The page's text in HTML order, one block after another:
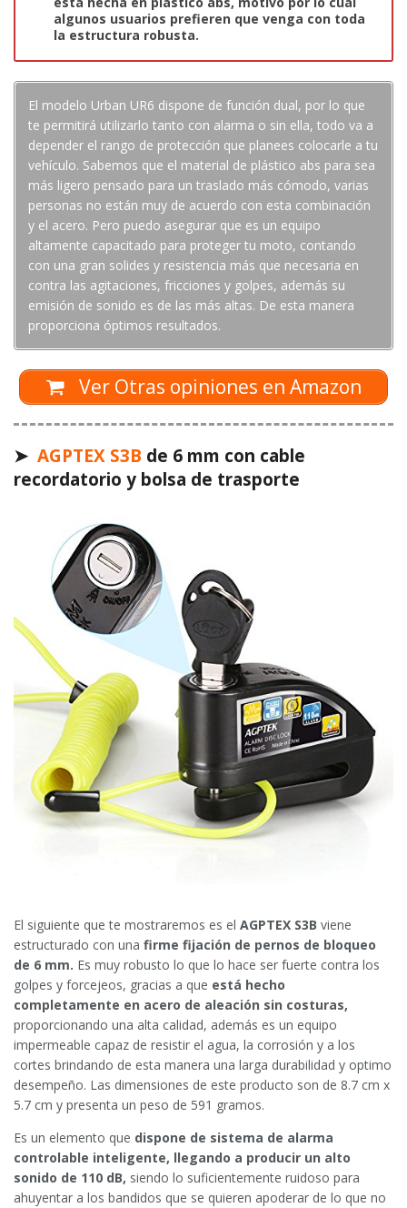
algunos usuarios prefieren que venga con toda
la estructura robusta.
El modelo Urban UR6 dispone de función dual, por lo que
te permitirá utilizarlo tanto con alarma o sin ella, todo va a
depender el rango de protección que planees colocarle a tu
vehículo. Sabemos que el material de plástico abs para sea
más ligero pensado para un traslado más cómodo, varias
personas no están muy de acuerdo con esta combinación
y el acero. Pero puedo asegurar que es un equipo
altamente capacitado para proteger tu moto, contando
con una gran solides y resistencia más que necesaria en
contra las agitaciones, fricciones y golpes, además su
emisión de sonido es de las más altas. De esta manera
proporciona óptimos resultados.
Ver Otras opiniones en Amazon
➤ AGPTEX S3B de 6 mm con cable
recordatorio y bolsa de trasporte
El siguiente que te mostraremos es el AGPTEX S3B viene
estructurado con una firme fijación de pernos de bloqueo
de 6 mm. Es muy robusto lo que lo hace ser fuerte contra los
golpes y forcejeos, gracias a que está hecho
completamente en acero de aleación sin costuras,
proporcionando una alta calidad, además es un equipo
impermeable capaz de resistir el agua, la corrosión y a los
cortes brindando de esta manera una larga durabilidad y optimo
desempeño. Las dimensiones de este producto son de 8.7 cm x
5.7 cm y presenta un peso de 591 gramos.
Es un elemento que dispone de sistema de alarma
controlable inteligente, llegando a producir un alto
sonido de 110 dB, siendo lo suficientemente ruidoso para
ahuyentar a los bandidos que se quieren apoderar de lo que no